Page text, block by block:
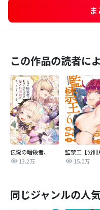
この作品の読者に
伝説の暗殺者、転生したら王家の愛され末娘になってしまいまして。【タテヨミ】
13.2万
監禁王【分冊
15.0万
同じジャンルの人